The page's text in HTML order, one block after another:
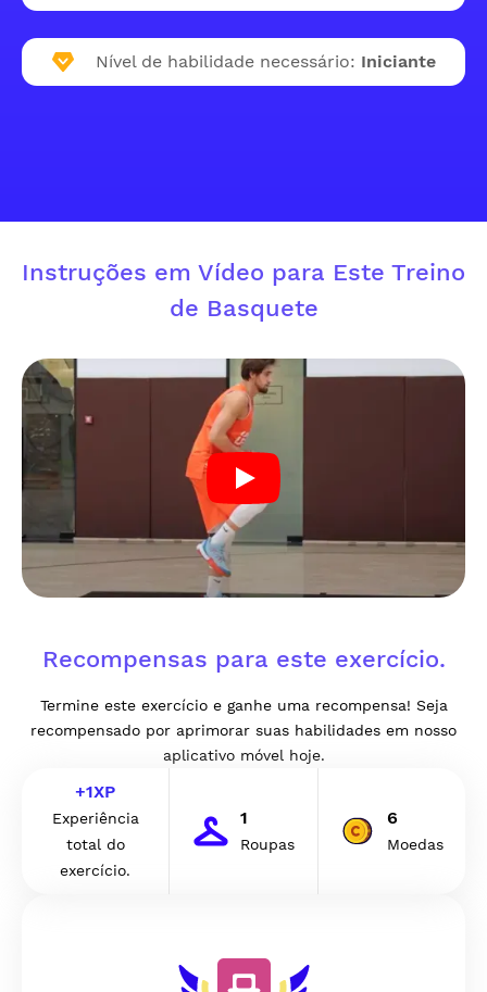
Nível de habilidade necessário: Iniciante
Instruções em Vídeo para Este Treino
de Basquete
Recompensas para este exercício.
Termine este exercício e ganhe uma recompensa! Seja
recompensado por aprimorar suas habilidades em nosso
aplicativo móvel hoje.
+1XP
Experiência
total do
exercício.
1
Roupas
6
Moedas